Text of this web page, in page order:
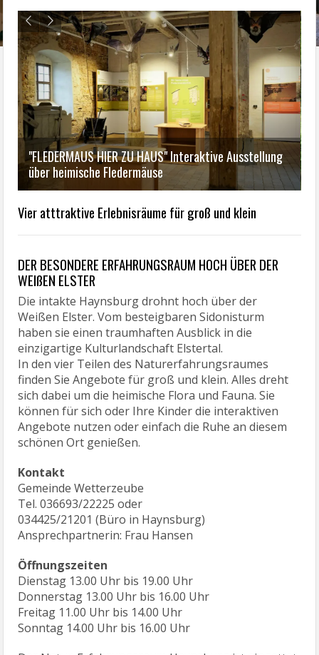
"FLEDERMAUS HIER ZU HAUS" Interaktive Ausstellung
über heimische Fledermäuse
Vier atttraktive Erlebnisräume für groß und klein
DER BESONDERE ERFAHRUNGSRAUM HOCH ÜBER DER
WEIßEN ELSTER
Die intakte Haynsburg drohnt hoch über der
Weißen Elster. Vom besteigbaren Sidonisturm
haben sie einen traumhaften Ausblick in die
einzigartige Kulturlandschaft Elstertal.
In den vier Teilen des Naturerfahrungsraumes
finden Sie Angebote für groß und klein. Alles dreht
sich dabei um die heimische Flora und Fauna. Sie
können für sich oder Ihre Kinder die interaktiven
Angebote nutzen oder einfach die Ruhe an diesem
schönen Ort genießen.
Kontakt
Gemeinde Wetterzeube
Tel. 036693/22225 oder
034425/21201 (Büro in Haynsburg)
Ansprechpartnerin: Frau Hansen
Öffnungszeiten
Dienstag 13.00 Uhr bis 19.00 Uhr
Donnerstag 13.00 Uhr bis 16.00 Uhr
Freitag 11.00 Uhr bis 14.00 Uhr
Sonntag 14.00 Uhr bis 16.00 Uhr